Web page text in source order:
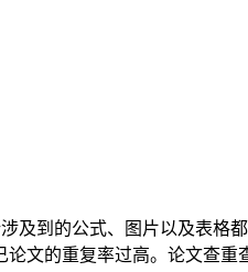
及到的公式、图片以及表格
文的重复率过高。论文查